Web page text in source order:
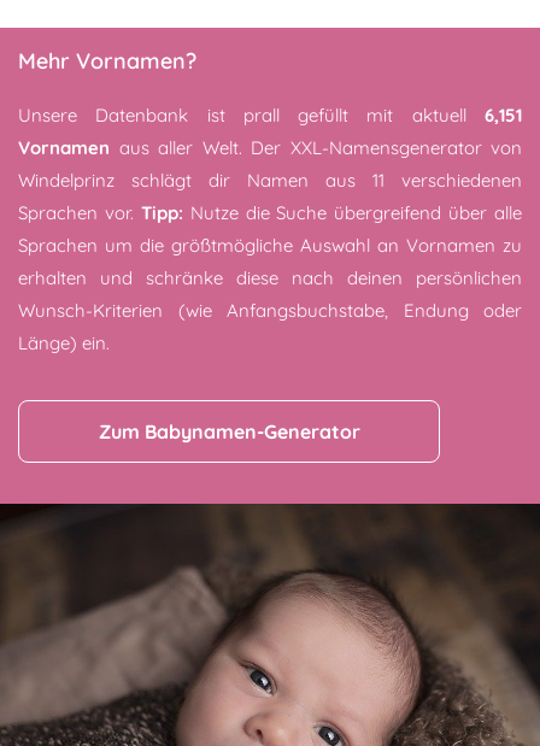
Mehr Vornamen?
Unsere Datenbank ist prall gefüllt mit aktuell 6,151
Vornamen aus aller Welt. Der XXL-Namensgenerator von
Windelprinz schlägt dir Namen aus 11 verschiedenen
Sprachen vor. Tipp: Nutze die Suche übergreifend über alle
Sprachen um die größtmögliche Auswahl an Vornamen zu
erhalten und schränke diese nach deinen persönlichen
Wunsch-Kriterien (wie Anfangsbuchstabe, Endung oder
Länge) ein.
Zum Babynamen-Generator